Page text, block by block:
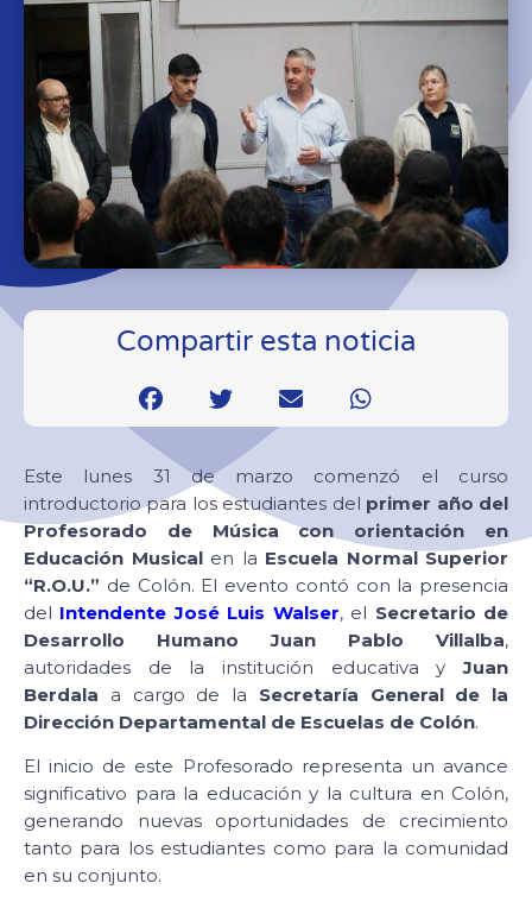
Compartir esta noticia
Este lunes 31 de marzo comenzó el curso
introductorio para los estudiantes del primer año del
Profesorado de Música con orientación en
Educación Musicalen la Escuela Normal Superior
“R.O.U.” de Colón. El evento contó con la presencia
del Intendente José Luis Walser, el Secretario de
Desarrollo Humano Juan Pablo Villalba,
autoridades de la institución educativa yJuan
Berdala a cargo de la Secretaría General de la
Dirección Departamental de Escuelas de Colón.
El inicio de este Profesorado representa un avance
significativo para la educación y la cultura en Colón,
generando nuevas oportunidades de crecimiento
tanto para los estudiantes como para la comunidad
en su conjunto.